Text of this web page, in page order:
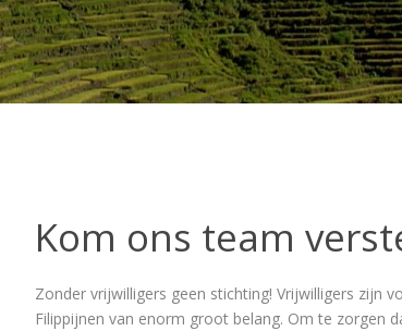
Kom ons team
Zonder vrijwilligers geen stichting! Vrijwilligers zijn
Filippijnen van enorm groot belang. Om te zorgen